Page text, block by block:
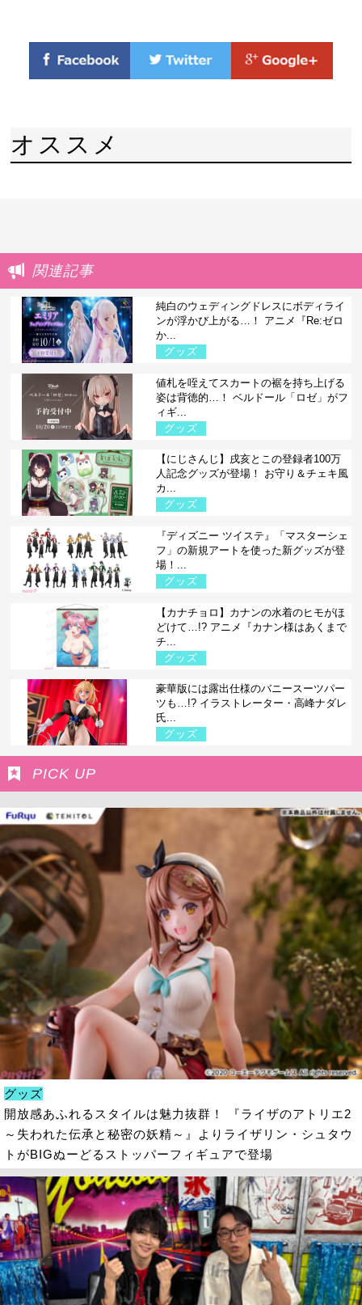
オススメ
関連記事
純白のウェディングドレスにボディライ
ンが浮かび上がる…！ アニメ『Re:ゼロ
か...
グッズ
値札を咥えてスカートの裾を持ち上げる
姿は背徳的…！ ベルドール「ロゼ」がフ
ィギ...
グッズ
【にじさんじ】戌亥とこの登録者100万
人記念グッズが登場！ お守り＆チェキ風
カ...
グッズ
『ディズニー ツイステ』「マスターシェ
フ」の新規アートを使った新グッズが登
場！...
グッズ
【カナチョロ】カナンの水着のヒモがほ
どけて…!? アニメ『カナン様はあくまで
チ...
グッズ
豪華版には露出仕様のバニースーツパー
ツも…!? イラストレーター・高峰ナダレ
氏...
グッズ
PICK UP
グッズ
開放感あふれるスタイルは魅力抜群！ 『ライザのアトリエ2
～失われた伝承と秘密の妖精～』よりライザリン・シュタウ
トがBIGぬーどるストッパーフィギュアで登場